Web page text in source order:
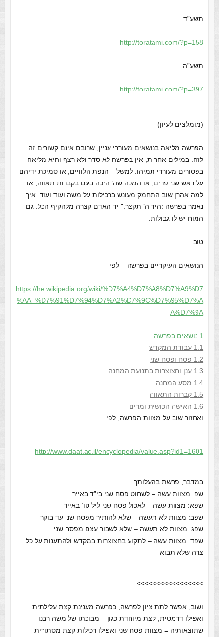
תשע”ד
http://toratami.com/?p=158
תשע”ה
http://toratami.com/?p=397
(מומלצים לעיון)
הפרשה מליאה בנושאים מעוררי עניין, שרובם אינם קשורים זה
לזה. במילים אחרות, אין בפרשה לא סדר ולא רצף והיא מליאה
בפסורים מעוררי תמיהו. למשל – הנפת הלוויים, או סמיכת ידיהם
על ראש שני פרים, או המכה שה’ היכה בעם בקברות תאווה, או
למה אהרן שוב התחמק מעונש ברכילות על משה ועוד ועוד. איך
נאמר בפרשה :היד ה’ תקצר.” יד האדם קצרה מלהקיף הכל. גם
המוח יש לו גבולות.
טוב
הנושאים העיקריים בפרשה – לפי
https://he.wikipedia.org/wiki/%D7%A4%D7%A8%D7%A9%D7
%AA_%D7%91%D7%94%D7%A2%D7%9C%D7%95%D7%A
A%D7%9A
1 נושאים בפרשה
1.1 עבודת המקדש
1.2 פסח ופסח שני
1.3 ענן וחצוצרות בתנועת המחנה
1.4 מסע המחנה
1.5 קברות התאווה
1.6 האישה הכושית ומרים
ואחזור שוב על מצוות הפרשה, לפי
http://www.daat.ac.il/encyclopedia/value.asp?id1=1601
במדבר, פרשת בהעלותך
שפ: מצוות עשה – לשחוט פסח שני בי”ד באייר
שפא: מצוות עשה – לאכול פסח שני ליל טו’ באייר
שפב: מצוות לא תעשה – שלא להותיר מפסח שני עד בוקר
שפג: מצוות לא תעשה – שלא לשבור עצם מפסח שני
שפד: מצוות עשה – לתקוע בחצוצרות במקדש ולהתענות על כל
צרה שלא תבוא
>>>>>>>>>>>>>>>>>
ושוב, אפשר לתת ציון לפרשה, כפרשה מענינת קצת עלילתית
ואפילו דרמטית, קצת מיוחדת כגון – מבוכתו של משה רבנו
שתוצאותיה = מצוות פסח שני ואפילו רכילות קצת מסתורית –